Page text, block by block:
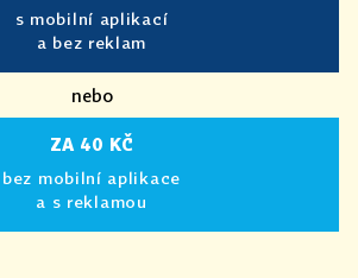
s mobilní aplikací
a bez reklam
nebo
ZA 40 KČ
bez mobilní aplikace
a s reklamou